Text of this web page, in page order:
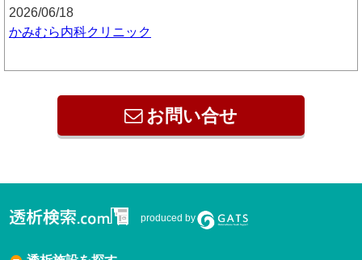
2026/06/18
かみむら内科クリニック
お問い合せ
produced by